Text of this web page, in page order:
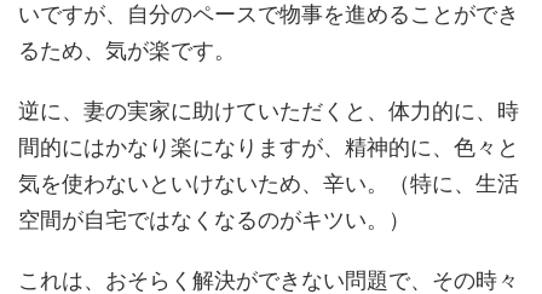
いですが、自分のペースで物事を進めることができ
るため、気が楽です。
逆に、妻の実家に助けていただくと、体力的に、時
間的にはかなり楽になりますが、精神的に、色々と
気を使わないといけないため、辛い。（特に、生活
空間が自宅ではなくなるのがキツい。）
これは、おそらく解決ができない問題で、その時々